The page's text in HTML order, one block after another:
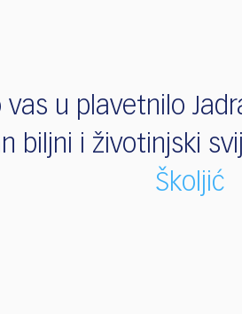
u plavetnilo
biljni i životinjski
Školjić